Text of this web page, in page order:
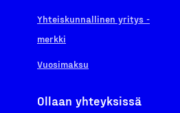
Yhteiskunnallinen yritys -
merkki
Vuosimaksu
Ollaan yhteyksissä